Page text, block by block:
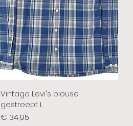
Vintage Levi's blouse
gestreept L
Prijs
€ 34,95